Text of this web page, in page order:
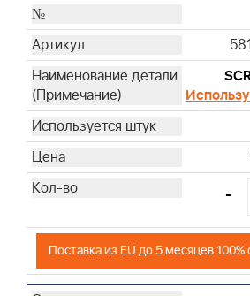
-
Поставка из EU до 5 месяцев